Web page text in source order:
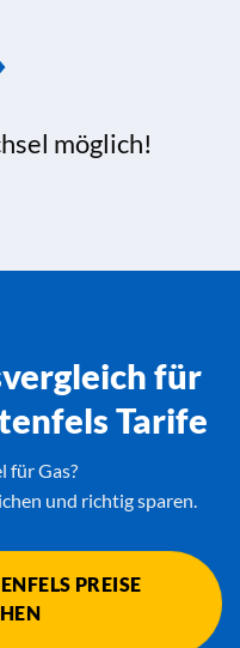
möglich!
für
Tarife
für Gas?
und richtig sparen.
PREISE